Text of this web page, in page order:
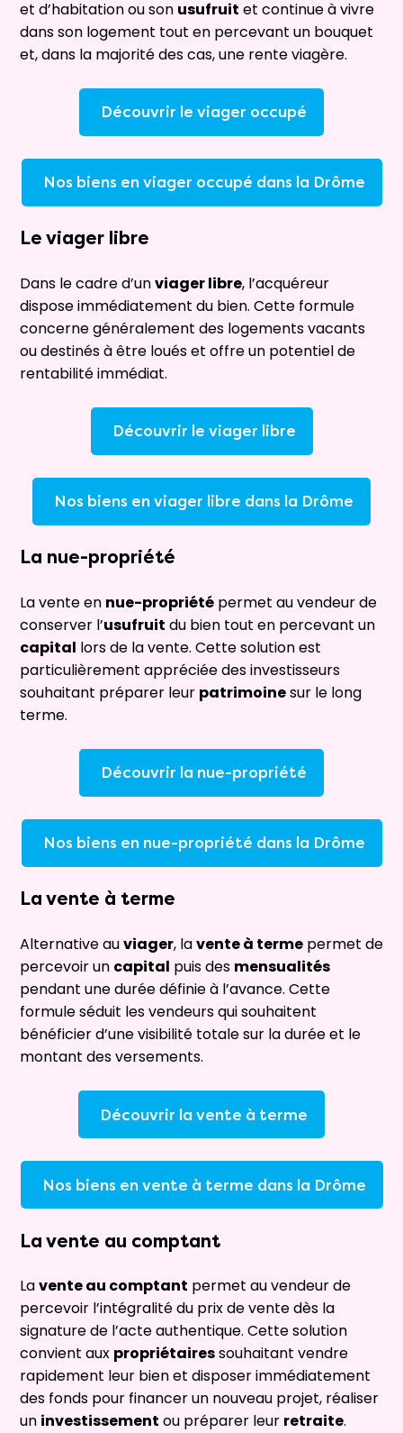
et d’habitation ou son usufruit et continue à vivre
dans son logement tout en percevant un bouquet
et, dans la majorité des cas, une rente viagère.
Découvrir le viager occupé
Nos biens en viager occupé dans la Drôme
Le viager libre
Dans le cadre d’unviager libre, l’acquéreur
dispose immédiatement du bien. Cette formule
concerne généralement des logements vacants
ou destinés à être loués et offre un potentiel de
rentabilité immédiat.
Découvrir le viager libre
Nos biens en viager libre dans la Drôme
La nue-propriété
La vente en nue-propriété permet au vendeur de
conserver l’usufruit du bien tout en percevant un
capital lors de la vente. Cette solution est
particulièrement appréciée des investisseurs
souhaitant préparer leur patrimoinesur le long
terme.
Découvrir la nue-propriété
Nos biens en nue-propriété dans la Drôme
La vente à terme
Alternative auviager, lavente à terme permet de
percevoir un capital puis des mensualités
pendant une durée définie à l’avance. Cette
formule séduit les vendeurs qui souhaitent
bénéficier d’une visibilité totale sur la durée et le
montant des versements.
Découvrir la vente à terme
Nos biens en vente à terme dans la Drôme
La vente au comptant
Lavente au comptant permet au vendeur de
percevoir l’intégralité du prix de vente dès la
signature de l’acte authentique. Cette solution
convient aux propriétairessouhaitant vendre
rapidement leur bien et disposer immédiatement
des fonds pour financer un nouveau projet, réaliser
un investissement ou préparer leur retraite.